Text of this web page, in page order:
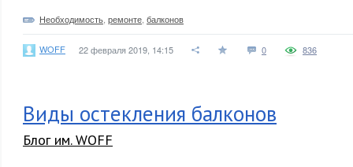
Необходимость ремонте балконов
WOFF 22 февраля 2019, 14:15 0 836
Виды остекления балконов
Блог им. WOFF